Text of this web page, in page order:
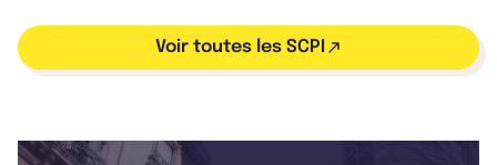
Voir toutes les SCPI